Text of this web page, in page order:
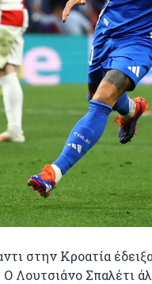
στην Κροατία
Λουτσιάνο Σπαλέτι